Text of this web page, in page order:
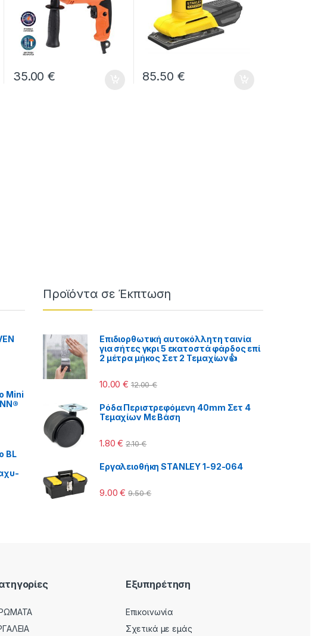
35.00€ 85.50 €
6.00 €
Mini
BL
Προϊόντα σε Έκπτωση
Επιδιορθωτική αυτοκόλλητη ταινία
για σήτες γκρι 5 εκατοστά φάρδος επί
2 μέτρα μήκος Σετ 2 Τεμαχίων👍
10.00€ 12.00€
Ρόδα Περιστρεφόμενη 40mm Σετ 4
Τεμαχίων Με Βάση
1.80€ 2.10€
Εργαλειοθήκη STANLEY 1-92-064
9.00€ 9.50€
Εξυπηρέτηση
Επικοινωνία
Σχετικά με εμάς